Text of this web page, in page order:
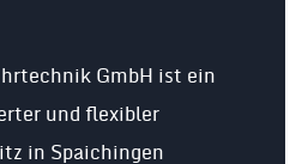
GmbH ist ein
und flexibler
in Spaichingen